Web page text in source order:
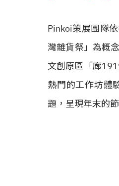
Pinkoi策展團隊
灣雜貨祭」為概
文創原區「廊
熱門的工作坊體
題，呈現年末的